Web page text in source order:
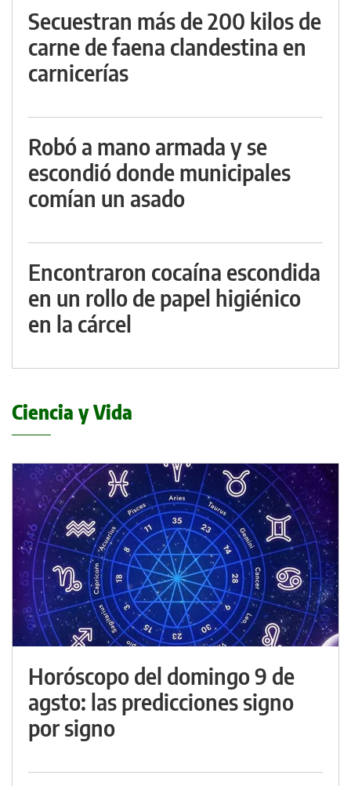
Secuestran más de 200 kilos de
carne de faena clandestina en
carnicerías
Robó a mano armada y se
escondió donde municipales
comían un asado
Encontraron cocaína escondida
en un rollo de papel higiénico
en la cárcel
Ciencia y Vida
Horóscopo del domingo 9 de
agsto: las predicciones signo
por signo